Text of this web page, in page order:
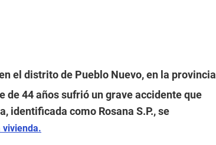
el distrito de Pueblo Nuevo, en la provincia
de 44 años sufrió un grave accidente que
identificada como Rosana S.P., se
vivienda.